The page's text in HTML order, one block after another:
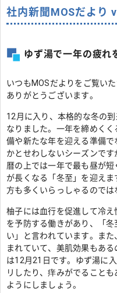
社内新聞MOSだより
ゆず湯で一年の疲れ
いつもMOSだよりをご覧いた
ありがとうございます。
12月に入り、本格的な冬の到
なりました。一年を締めくく
備や新たな年を迎える準備で
かとせわしないシーズンです
暦の上では一年で最も昼が短
が長くなる「冬至」を迎え
方も多くいらっしゃるのでは
柚子には血行を促進して冷
を予防する働きがあり、「
い」と言われています。ま
まれていて、美肌効果もあ
は12月21日です。ゆず湯に
リしたり、痒みがでること
ようにしましょう。